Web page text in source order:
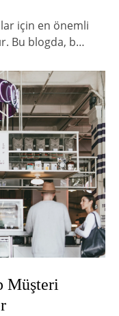
için en önemli
Bu blogda, b…
Müşteri